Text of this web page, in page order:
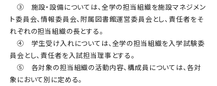
③ 施設・設備については、全学の担当組織を施設マネジメン
ト委員会、情報委員会、附属図書館運営委員会とし、責任者をそ
れぞれの担当組織の長とする。
④ 学生受け入れについては、全学の担当組織を入学試験委
員会とし、責任者を入試担当理事とする。
⑤ 各対象の担当組織の活動内容、構成員については、各対
象において別に定める。